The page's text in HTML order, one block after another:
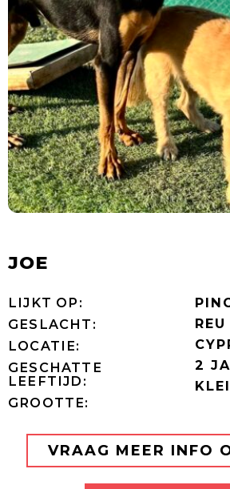
JOE
LIJKT OP:
GESLACHT:
LOCATIE:
GESCHATTE
LEEFTIJD:
GROOTTE:
REU
2
VRAAG MEER INFO